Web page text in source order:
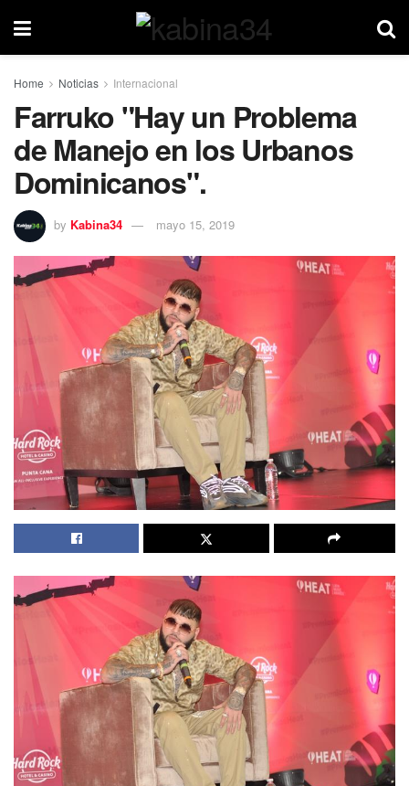
Home Noticias Internacional
Farruko "Hay un Problema
de Manejo en los Urbanos
Dominicanos".
by Kabina34 mayo 15, 2019